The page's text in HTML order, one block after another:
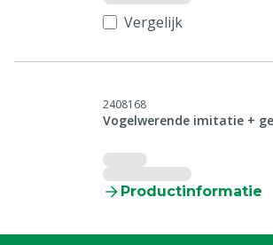
Vergelijk
2408168
Vogelwerende imitatie +
Productinformatie